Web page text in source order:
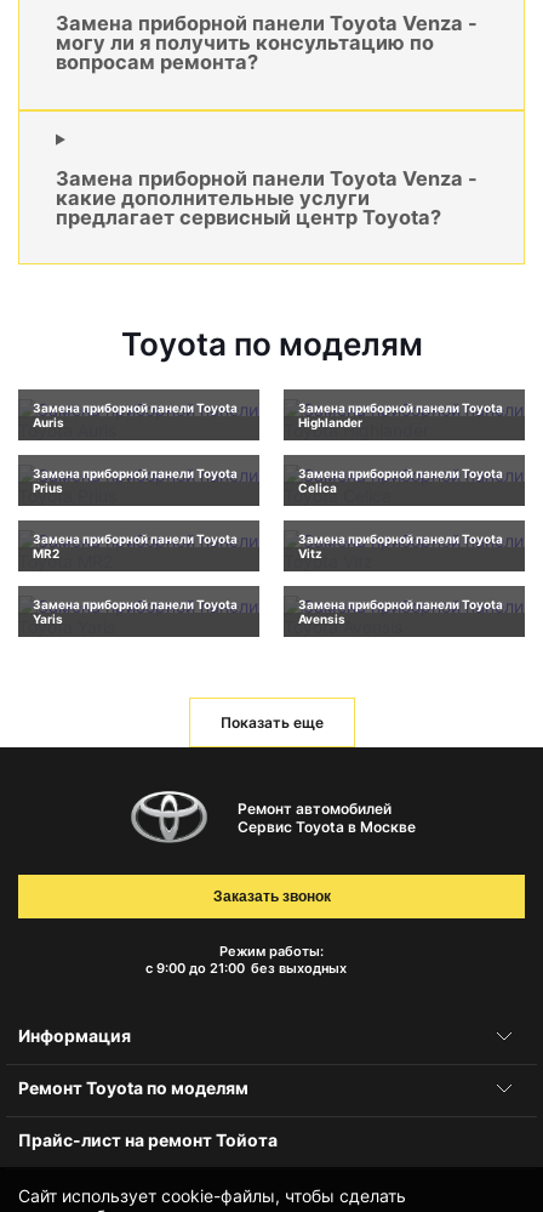
Замена приборной панели Toyota Venza -
могу ли я получить консультацию по
вопросам ремонта?
Замена приборной панели Toyota Venza -
какие дополнительные услуги
предлагает сервисный центр Toyota?
Toyota по моделям
Замена приборной панели Toyota
Auris
Замена приборной панели Toyota
Highlander
Замена приборной панели Toyota
Prius
Замена приборной панели Toyota
Celica
Замена приборной панели Toyota
MR2
Замена приборной панели Toyota
Vitz
Замена приборной панели Toyota
Yaris
Замена приборной панели Toyota
Avensis
Показать еще
Сайт использует cookie-файлы, чтобы сделать
Ремонт автомобилей
Сервис Toyota в Москве
Режим работы:
с 9:00 до 21:00 без выходных
Заказать звонок
Информация
Ремонт Toyota по моделям
Прайс-лист на ремонт Тойота